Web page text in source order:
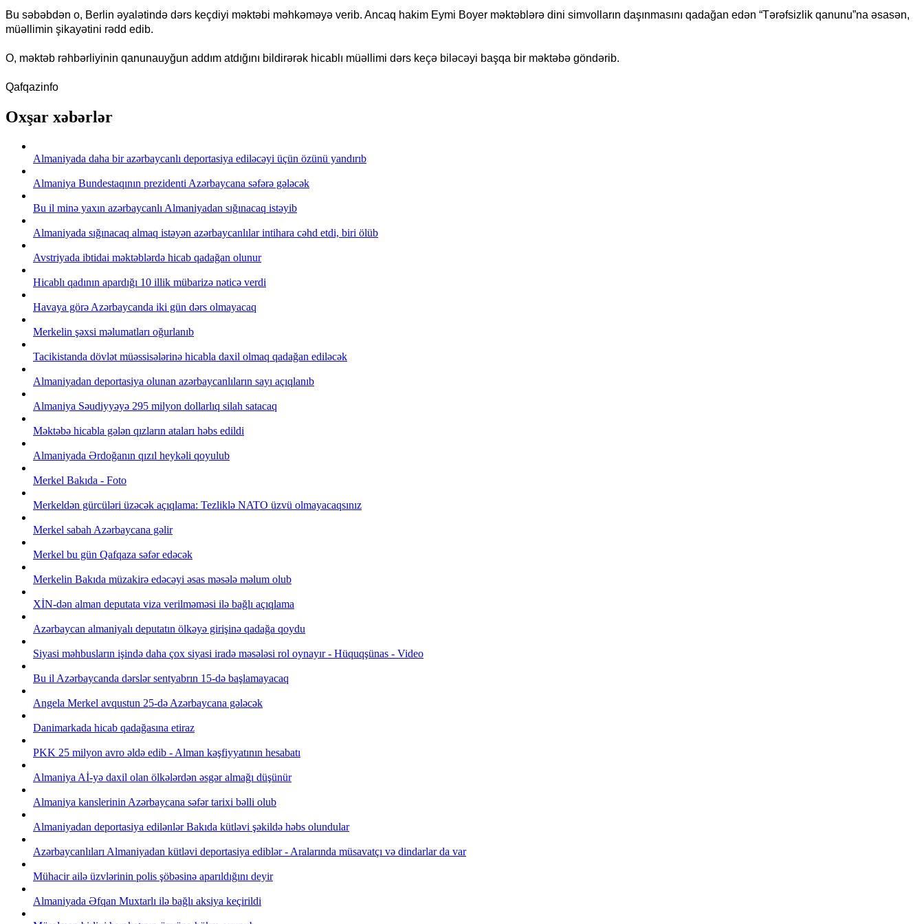
Bu səbəbdən o, Berlin əyalətində dərs keçdiyi məktəbi məhkəməyə verib. Ancaq hakim Eymi Boyer məktəblərə dini simvolların daşınmasını qadağan edən “Tərəfsizlik qanunu”na əsasən,
müəllimin şikayətini rədd edib.
O, məktəb rəhbərliyinin qanunauyğun addım atdığını bildirərək hicablı müəllimi dərs keçə biləcəyi başqa bir məktəbə göndərib.
Qafqazinfo
Oxşar xəbərlər
Almaniyada daha bir azərbaycanlı deportasiya ediləcəyi üçün özünü yandırıb
Almaniya Bundestaqının prezidenti Azərbaycana səfərə gələcək
Bu il minə yaxın azərbaycanlı Almaniyadan sığınacaq istəyib
Almaniyada sığınacaq almaq istəyən azərbaycanlılar intihara cəhd etdi, biri ölüb
Avstriyada ibtidai məktəblərdə hicab qadağan olunur
Hicablı qadının apardığı 10 illik mübarizə nəticə verdi
Havaya görə Azərbaycanda iki gün dərs olmayacaq
Merkelin şəxsi məlumatları oğurlanıb
Tacikistanda dövlət müəssisələrinə hicabla daxil olmaq qadağan ediləcək
Almaniyadan deportasiya olunan azərbaycanlıların sayı açıqlanıb
Almaniya Səudiyyəyə 295 milyon dollarlıq silah satacaq
Məktəbə hicabla gələn qızların ataları həbs edildi
Almaniyada Ərdoğanın qızıl heykəli qoyulub
Merkel Bakıda - Foto
Merkeldən gürcüləri üzəcək açıqlama: Tezliklə NATO üzvü olmayacaqsınız
Merkel sabah Azərbaycana gəlir
Merkel bu gün Qafqaza səfər edəcək
Merkelin Bakıda müzakirə edəcəyi əsas məsələ məlum olub
XİN-dən alman deputata viza verilməməsi ilə bağlı açıqlama
Azərbaycan almaniyalı deputatın ölkəyə girişinə qadağa qoydu
Siyasi məhbusların işində daha çox siyasi iradə məsələsi rol oynayır - Hüquqşünas - Video
Bu il Azərbaycanda dərslər sentyabrın 15-də başlamayacaq
Angela Merkel avqustun 25-də Azərbaycana gələcək
Danimarkada hicab qadağasına etiraz
PKK 25 milyon avro əldə edib - Alman kəşfiyyatının hesabatı
Almaniya Aİ-yə daxil olan ölkələrdən əsgər almağı düşünür
Almaniya kanslerinin Azərbaycana səfər tarixi bəlli olub
Almaniyadan deportasiya edilənlər Bakıda kütləvi şəkildə həbs olundular
Azərbaycanlıları Almaniyadan kütləvi deportasiya ediblər - Aralarında müsavatçı və dindarlar da var
Mühacir ailə üzvlərinin polis şöbəsinə aparıldığını deyir
Almaniyada Əfqan Muxtarlı ilə bağlı aksiya keçirildi